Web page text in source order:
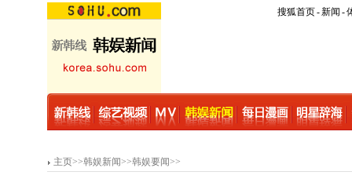
搜狐首页-新闻 -
主页>>韩娱新闻>>韩娱要闻>>